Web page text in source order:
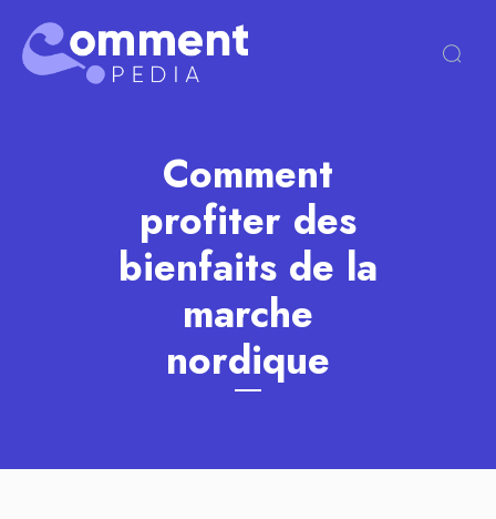
Comment
profiter des
bienfaits de la
marche
nordique